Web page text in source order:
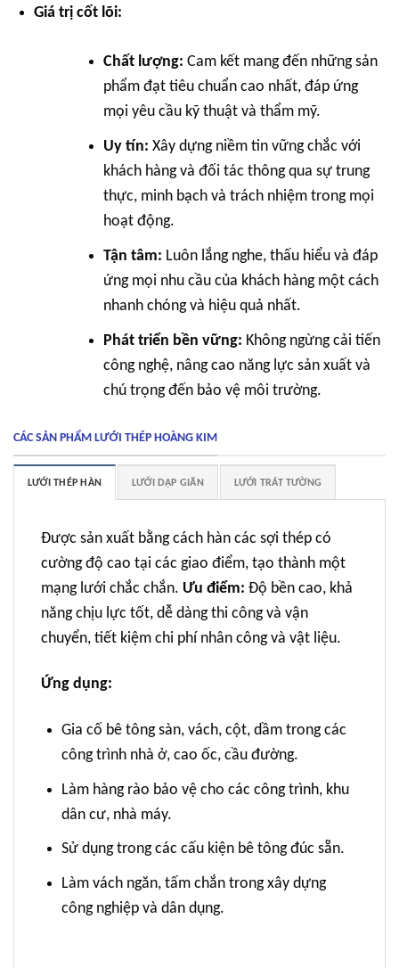
Giá trị cốt lõi:
Chất lượng: Cam kết mang đến những sản
phẩm đạt tiêu chuẩn cao nhất, đáp ứng
mọi yêu cầu kỹ thuật và thẩm mỹ.
Uy tín: Xây dựng niềm tin vững chắc với
khách hàng và đối tác thông qua sự trung
thực, minh bạch và trách nhiệm trong mọi
hoạt động.
Tận tâm: Luôn lắng nghe, thấu hiểu và đáp
ứng mọi nhu cầu của khách hàng một cách
nhanh chóng và hiệu quả nhất.
Phát triển bền vững: Không ngừng cải tiến
công nghệ, nâng cao năng lực sản xuất và
chú trọng đến bảo vệ môi trường.
CÁC SẢN PHẨM LƯỚI THÉP HOÀNG KIM
LƯỚI THÉP HÀN LƯỚI DẬP GIÃN LƯỚI TRÁT TƯỜNG
Được sản xuất bằng cách hàn các sợi thép có
cường độ cao tại các giao điểm, tạo thành một
mạng lưới chắc chắn. Ưu điểm: Độ bền cao, khả
năng chịu lực tốt, dễ dàng thi công và vận
chuyển, tiết kiệm chi phí nhân công và vật liệu.
Ứng dụng:
Gia cố bê tông sàn, vách, cột, dầm trong các
công trình nhà ở, cao ốc, cầu đường.
Làm hàng rào bảo vệ cho các công trình, khu
dân cư, nhà máy.
Sử dụng trong các cấu kiện bê tông đúc sẵn.
Làm vách ngăn, tấm chắn trong xây dựng
công nghiệp và dân dụng.